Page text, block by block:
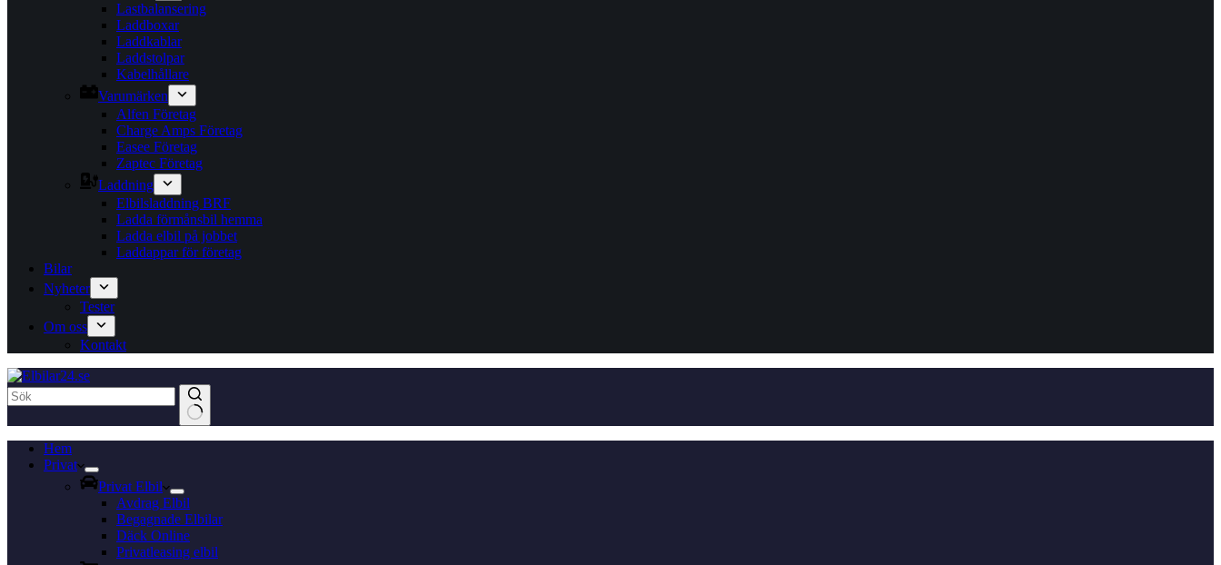
Lastbalansering
Laddboxar
Laddkablar
Laddstolpar
Kabelhållare
Varumärken
Alfen Företag
Charge Amps Företag
Easee Företag
Zaptec Företag
Laddning
Elbilsladdning BRF
Ladda förmånsbil hemma
Ladda elbil på jobbet
Laddappar för företag
Bilar
Nyheter
Tester
Om oss
Kontakt
resultatHem
Privat
Privat Elbil
Avdrag Elbil
Begagnade Elbilar
Däck Online
Privatleasing elbil